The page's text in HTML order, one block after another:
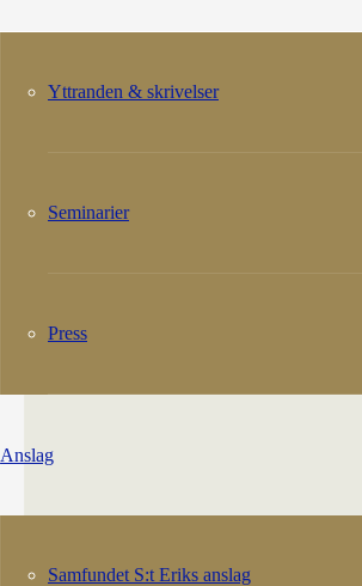
Yttranden & skrivelser
Seminarier
Press
Anslag
Samfundet S:t Eriks anslag